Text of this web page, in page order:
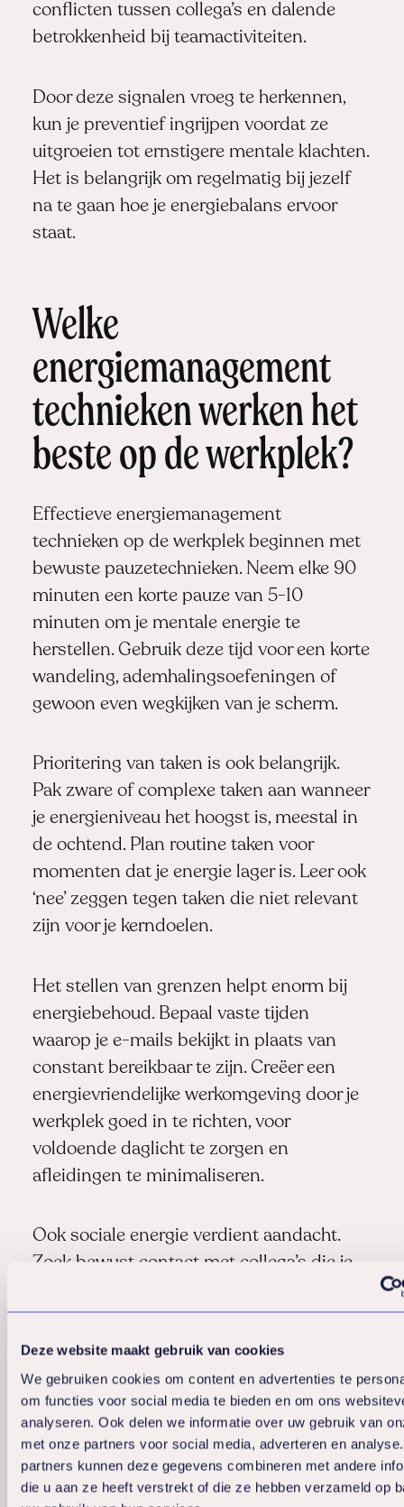
Deze website maakt gebruik van cookies
We gebruiken cookies om content en advertenties te
om functies voor social media te bieden en om ons
analyseren. Ook delen we informatie over uw gebruik van
met onze partners voor social media, adverteren en
partners kunnen deze gegevens combineren met andere
die u aan ze heeft verstrekt of die ze hebben verzameld op
conflicten tussen collega’s en dalende
betrokkenheid bij teamactiviteiten.
Door deze signalen vroeg te herkennen,
kun je preventief ingrijpen voordat ze
uitgroeien tot ernstigere mentale klachten.
Het is belangrijk om regelmatig bij jezelf
na te gaan hoe je energiebalans ervoor
staat.
Welke
energiemanagement
technieken werken het
beste op de werkplek?
Effectieve energiemanagement
technieken op de werkplek beginnen met
bewuste pauzetechnieken. Neem elke 90
minuten een korte pauze van 5-10
minuten om je mentale energie te
herstellen. Gebruik deze tijd voor een korte
wandeling, ademhalingsoefeningen of
gewoon even wegkijken van je scherm.
Prioritering van taken is ook belangrijk.
Pak zware of complexe taken aan wanneer
je energieniveau het hoogst is, meestal in
de ochtend. Plan routine taken voor
momenten dat je energie lager is. Leer ook
‘nee’ zeggen tegen taken die niet relevant
zijn voor je kerndoelen.
Het stellen van grenzen helpt enorm bij
energiebehoud. Bepaal vaste tijden
waarop je e-mails bekijkt in plaats van
constant bereikbaar te zijn. Creëer een
energievriendelijke werkomgeving door je
werkplek goed in te richten, voor
voldoende daglicht te zorgen en
afleidingen te minimaliseren.
Ook sociale energie verdient aandacht.
Zoek bewust contact met collega’s die je
die je energie wegtrekken. Plan ook
momenten van stilte in je agenda voor
herstel en reflectie.
Hoe Lifeguard helpt